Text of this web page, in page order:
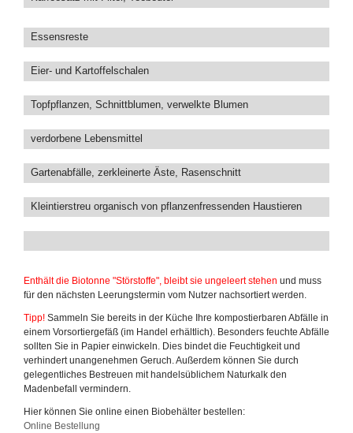
Essensreste
Eier- und Kartoffelschalen
Topfpflanzen, Schnittblumen, verwelkte Blumen
verdorbene Lebensmittel
Gartenabfälle, zerkleinerte Äste, Rasenschnitt
Kleintierstreu organisch von pflanzenfressenden Haustieren
Enthält die Biotonne "Störstoffe", bleibt sie ungeleert stehen und muss
für den nächsten Leerungstermin vom Nutzer nachsortiert werden.
Tipp! Sammeln Sie bereits in der Küche Ihre kompostierbaren Abfälle in
einem Vorsortiergefäß (im Handel erhältlich). Besonders feuchte Abfälle
sollten Sie in Papier einwickeln. Dies bindet die Feuchtigkeit und
verhindert unangenehmen Geruch. Außerdem können Sie durch
gelegentliches Bestreuen mit handelsüblichem Naturkalk den
Madenbefall vermindern.
Hier können Sie online einen Biobehälter bestellen:
Online Bestellung